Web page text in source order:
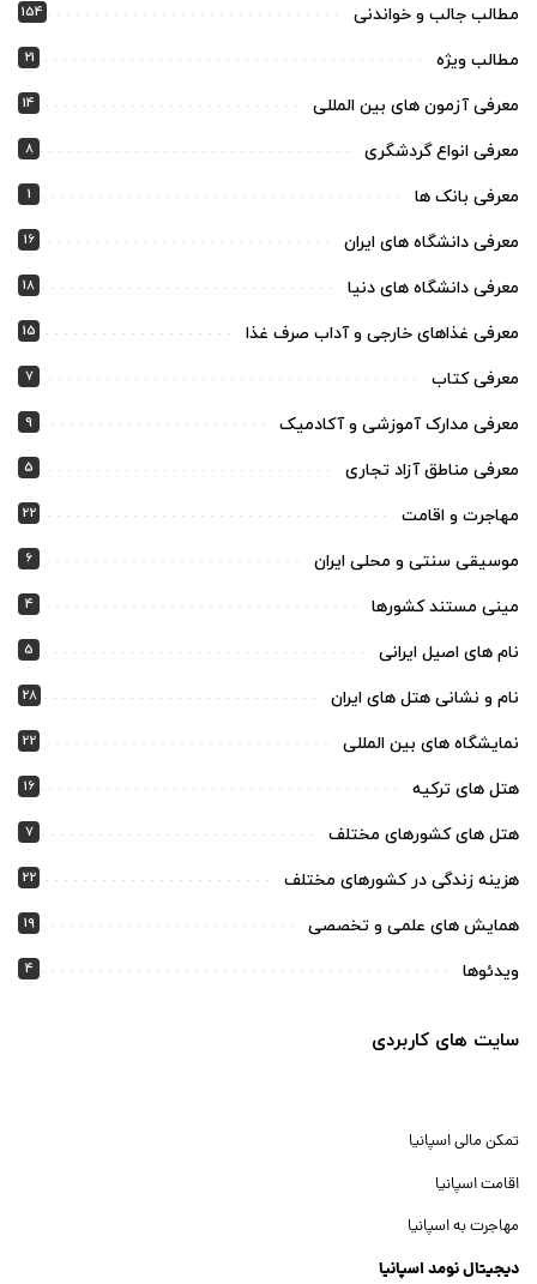
مطالب جالب و خواندنی 154
مطالب ویژه 21
معرفی آزمون های بین المللی 14
معرفی انواع گردشگری 8
معرفی بانک ها 1
معرفی دانشگاه های ایران 16
معرفی دانشگاه های دنیا 18
معرفی غذاهای خارجی و آداب صرف غذا 15
معرفی کتاب 7
معرفی مدارک آموزشی و آکادمیک 9
معرفی مناطق آزاد تجاری 5
مهاجرت و اقامت 22
موسیقی سنتی و محلی ایران 6
مینی مستند کشورها 4
نام های اصیل ایرانی 5
نام و نشانی هتل های ایران 28
نمایشگاه های بین المللی 22
هتل های ترکیه 16
هتل های کشورهای مختلف 7
هزینه زندگی در کشورهای مختلف 22
همایش های علمی و تخصصی 19
ویدئوها 4
سایت های کاربردی
تمکن مالی اسپانیا
اقامت اسپانیا
مهاجرت به اسپانیا
دیجیتال نومد اسپانیا